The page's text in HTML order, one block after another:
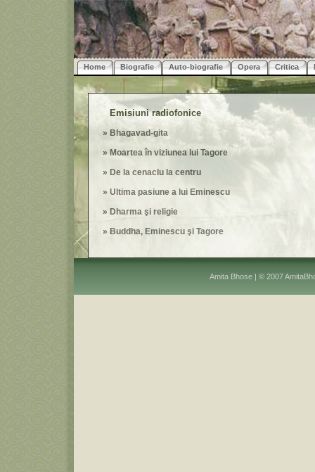
Home Biografie Auto-biografie Opera Critica
Emisiuni radiofonice
» Bhagavad-gita
» Moartea în viziunea lui Tagore
» De la cenaclu la centru
» Ultima pasiune a lui Eminescu
» Dharma şi religie
» Buddha, Eminescu şi Tagore
Amita Bhose | © 2007